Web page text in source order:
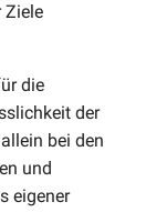
Ziele
die
der
bei den
und
eigener